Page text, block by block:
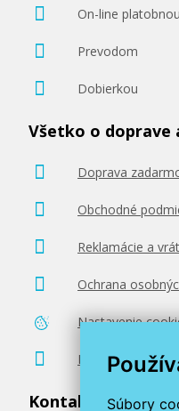
Súbory
On-line
Prevodom
Dobierkou
Všetko o doprave
Doprava
Obchodné
Reklamácie a
Ochrana
Nastavenie
Poradenstvo
Kontaktujte nás